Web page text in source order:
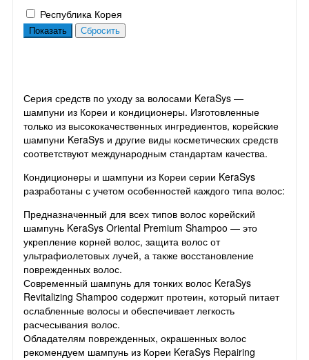
Республика Корея
Серия средств по уходу за волосами KeraSys —
шампуни из Кореи и кондиционеры. Изготовленные
только из высококачественных ингредиентов, корейские
шампуни KeraSys и другие виды косметических средств
соответствуют международным стандартам качества.
Кондиционеры и шампуни из Кореи серии KeraSys
разработаны с учетом особенностей каждого типа волос:
Предназначенный для всех типов волос корейский
шампунь KeraSys Oriental Premium Shampoo — это
укрепление корней волос, защита волос от
ультрафиолетовых лучей, а также восстановление
поврежденных волос.
Современный шампунь для тонких волос KeraSys
Revitalizing Shampoo содержит протеин, который питает
ослабленные волосы и обеспечивает легкость
расчесывания волос.
Обладателям поврежденных, окрашенных волос
рекомендуем шампунь из Кореи KeraSys Repairing